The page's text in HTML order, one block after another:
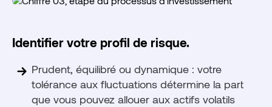
Identifier votre profil de risque.
Prudent, équilibré ou dynamique : votre
tolérance aux fluctuations détermine la part
que vous pouvez allouer aux actifs volatils